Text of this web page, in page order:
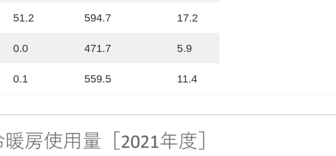
51.2 594.7 17.2
0.0 471.7 5.9
0.1 559.5 11.4